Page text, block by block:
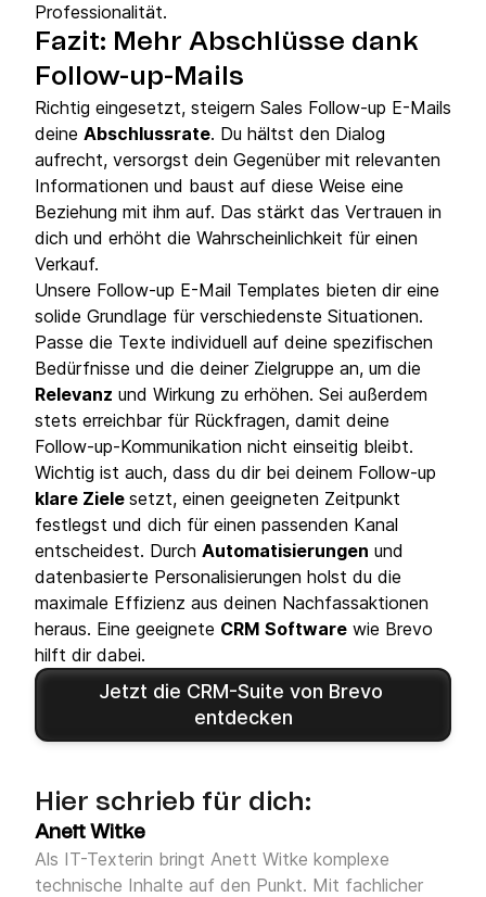
Professionalität.
Fazit: Mehr Abschlüsse dank
Follow-up-Mails
Richtig eingesetzt, steigern Sales Follow-up E-Mails
deine Abschlussrate. Du hältst den Dialog
aufrecht, versorgst dein Gegenüber mit relevanten
Informationen und baust auf diese Weise eine
Beziehung mit ihm auf. Das stärkt das Vertrauen in
dich und erhöht die Wahrscheinlichkeit für einen
Verkauf.
Unsere Follow-up E-Mail Templates bieten dir eine
solide Grundlage für verschiedenste Situationen.
Passe die Texte individuell auf deine spezifischen
Bedürfnisse und die deiner Zielgruppe an, um die
Relevanz und Wirkung zu erhöhen. Sei außerdem
stets erreichbar für Rückfragen, damit deine
Follow-up-Kommunikation nicht einseitig bleibt.
Wichtig ist auch, dass du dir bei deinem Follow-up
klare Ziele setzt, einen geeigneten Zeitpunkt
festlegst und dich für einen passenden Kanal
entscheidest. Durch Automatisierungen und
datenbasierte Personalisierungen holst du die
maximale Effizienz aus deinen Nachfassaktionen
heraus. Eine geeignete CRM Software wie Brevo
hilft dir dabei.
Jetzt die CRM-Suite von Brevo
entdecken
Hier schrieb für dich:
Anett Witke
Als IT-Texterin bringt Anett Witke komplexe
technische Inhalte auf den Punkt. Mit fachlicher